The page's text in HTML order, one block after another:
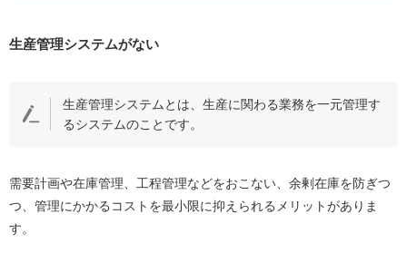
生産管理システムがない
生産管理システムとは、生産に関わる業務を一元管理す
るシステムのことです。
需要計画や在庫管理、工程管理などをおこない、余剰在庫を防ぎつ
つ、管理にかかるコストを最小限に抑えられるメリットがありま
す。